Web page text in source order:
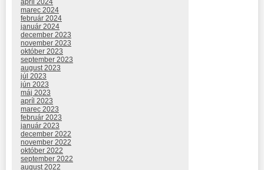
marec 2024
február 2024
január 2024
december 2023
november 2023
október 2023
september 2023
august 2023
júl 2023
jún 2023
máj 2023
apríl 2023
marec 2023
február 2023
január 2023
december 2022
november 2022
október 2022
september 2022
august 2022